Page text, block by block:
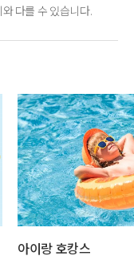
다를 수 있습니다.
아이랑 호캉스